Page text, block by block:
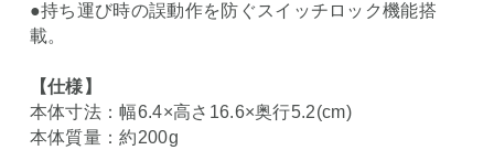
●持ち運び時の誤動作を防ぐスイッチロック機能搭
載。
【仕様】
本体寸法：幅6.4×高さ16.6×奥行5.2(cm)
本体質量：約200g